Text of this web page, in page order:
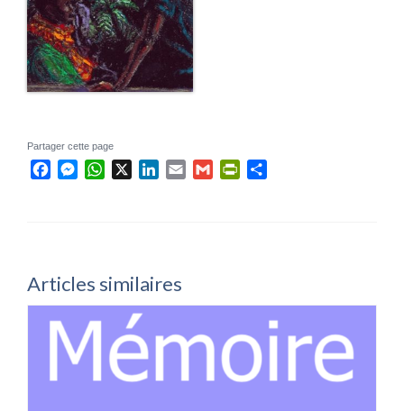
Partager cette page
FacebookMessenger
WhatsAppLinkedIn
Email Gmail PrintFriendly
Articles similaires